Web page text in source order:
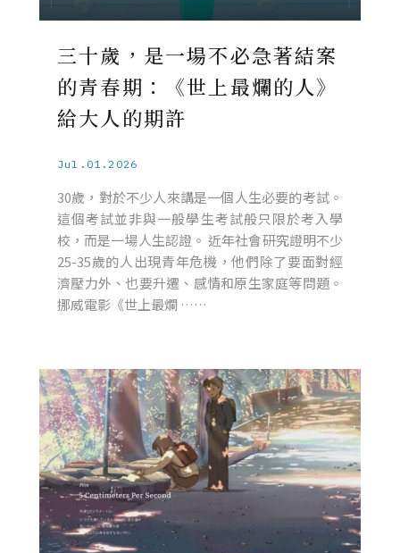
三十歲，是一場不必急著結案
的青春期：《世上最爛的人》
給大人的期許
Jul.01.2026
30歲，對於不少人來講是一個人生必要的考試。
這個考試並非與一般學生考試般只限於考入學
校，而是一場人生認證。 近年社會研究證明不少
25-35歲的人出現青年危機，他們除了要面對經
濟壓力外、也要升遷、感情和原生家庭等問題。
挪威電影《世上最爛 ……